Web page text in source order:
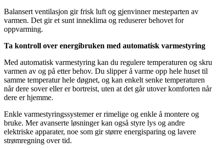
Balansert ventilasjon gir frisk luft og gjenvinner mesteparten av
varmen. Det gir et sunt inneklima og reduserer behovet for
oppvarming.
Ta kontroll over energibruken med automatisk varmestyring
Med automatisk varmestyring kan du regulere temperaturen og skru
varmen av og på etter behov. Du slipper å varme opp hele huset til
samme temperatur hele døgnet, og kan enkelt senke temperaturen
når dere sover eller er bortreist, uten at det går utover komforten når
dere er hjemme.
Enkle varmestyringssystemer er rimelige og enkle å montere og
bruke. Mer avanserte løsninger kan også styre lys og andre
elektriske apparater, noe som gir større energisparing og lavere
strømregning over tid.